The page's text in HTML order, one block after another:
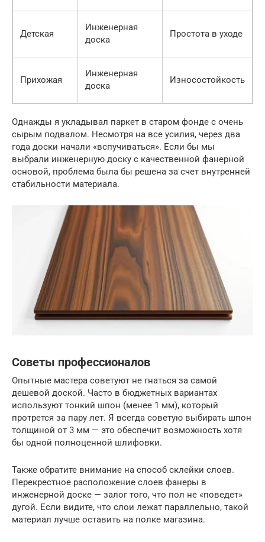
Детская
Инженерная
доска
Простота в уходе
Прихожая
Инженерная
доска
Износостойкость
Однажды я укладывал паркет в старом фонде с очень
сырым подвалом. Несмотря на все усилия, через два
года доски начали «вспучиваться». Если бы мы
выбрали инженерную доску с качественной фанерной
основой, проблема была бы решена за счет внутренней
стабильности материала.
Советы профессионалов
Опытные мастера советуют не гнаться за самой
дешевой доской. Часто в бюджетных вариантах
используют тонкий шпон (менее 1 мм), который
протрется за пару лет. Я всегда советую выбирать шпон
толщиной от 3 мм — это обеспечит возможность хотя
бы одной полноценной шлифовки.
Также обратите внимание на способ склейки слоев.
Перекрестное расположение слоев фанеры в
инженерной доске — залог того, что пол не «поведет»
дугой. Если видите, что слои лежат параллельно, такой
материал лучше оставить на полке магазина.